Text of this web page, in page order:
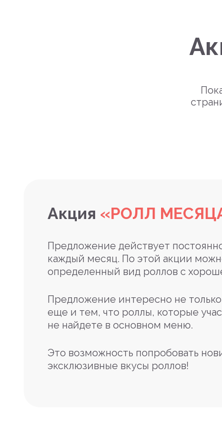
Акция «РОЛЛ
Предложение действует
каждый месяц. По этой акции
определенный вид роллов с
Предложение интересно не
еще и тем, что роллы, которые
не найдете в основном меню.
Это возможность попробовать
эксклюзивные вкусы роллов!